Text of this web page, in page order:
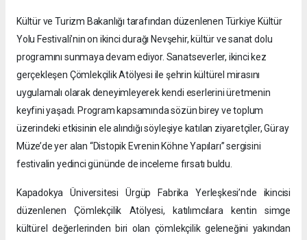
Kültür ve Turizm Bakanlığı tarafından düzenlenen Türkiye Kültür
Yolu Festivali’nin on ikinci durağı Nevşehir, kültür ve sanat dolu
programını sunmaya devam ediyor. Sanatseverler, ikinci kez
gerçekleşen Çömlekçilik Atölyesi ile şehrin kültürel mirasını
uygulamalı olarak deneyimleyerek kendi eserlerini üretmenin
keyfini yaşadı. Program kapsamında sözün birey ve toplum
üzerindeki etkisinin ele alındığı söyleşiye katılan ziyaretçiler, Güray
Müze’de yer alan “Distopik Evrenin Köhne Yapıları” sergisini
festivalin yedinci gününde de inceleme fırsatı buldu.
Kapadokya Üniversitesi Ürgüp Fabrika Yerleşkesi’nde ikincisi
düzenlenen Çömlekçilik Atölyesi, katılımcılara kentin simge
kültürel değerlerinden biri olan çömlekçilik geleneğini yakından